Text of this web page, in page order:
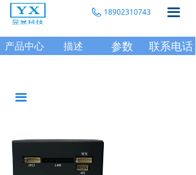
18902310743 끀
끀
联系电话
参数
描述
产品中心